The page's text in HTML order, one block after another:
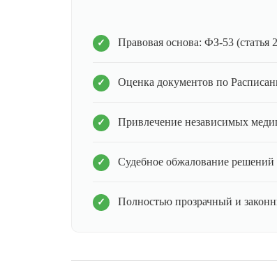
Правовая основа: ФЗ-53 (статья
Оценка документов по
Привлечение независимых
Судебное обжалование решений
Полностью прозрачный и